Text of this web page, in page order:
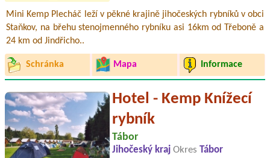
Mini Kemp Plecháč leží v pěkné krajině jihočeských rybníků v obci
Staňkov, na břehu stenojmenného rybníku asi 16km od Třeboně a
24 km od Jindřicho..
Schránka Mapa Informace
Hotel - Kemp Knížecí
rybník
Tábor
Jihočeský kraj Okres Tábor